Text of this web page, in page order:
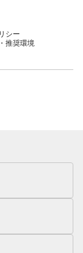
シー
推奨環境